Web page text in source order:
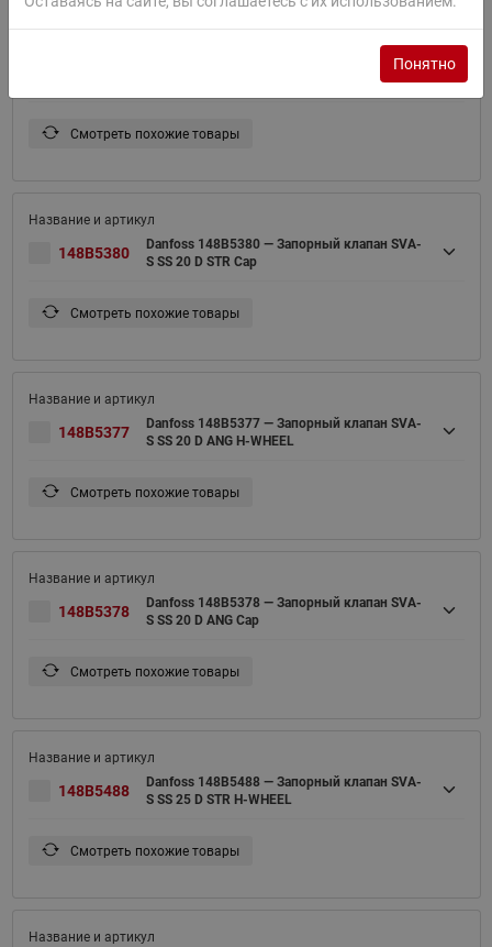
Danfoss 148B5379 — Запорный клапан SVA-
Смотреть похожие товары
148B5380
Danfoss 148B5380 — Запорный клапан SVA-
S SS 20 D STR Cap
Смотреть похожие товары
148B5377
Danfoss 148B5377 — Запорный клапан SVA-
S SS 20 D ANG H-WHEEL
Смотреть похожие товары
148B5378
Danfoss 148B5378 — Запорный клапан SVA-
S SS 20 D ANG Cap
Смотреть похожие товары
148B5488
Danfoss 148B5488 — Запорный клапан SVA-
S SS 25 D STR H-WHEEL
Смотреть похожие товары
Понятно